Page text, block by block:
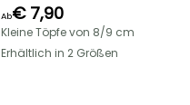
Ab€ 7,90
Kleine Töpfe von 8/9 cm
Erhältlich in 2 Größen